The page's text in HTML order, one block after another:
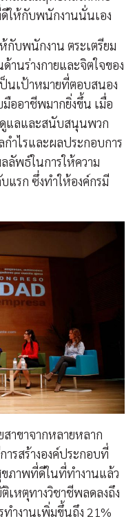
ให้กับพนักงานนั่นเอง
บพนักงาน ตระเตรียม
านร่างกายและจิตใจของ
นเป้าหมายที่ตอบสนอง
มืออาชีพมากยิ่งขึ้น เมื่อ
แลและสนับสนุนพวก
ำไรและผลประกอบการ
พธ์ในการให้ความ
รก ซึ่งทำให้องค์กรมี
าขาจากหลายหลาก
ารสร้างองค์ประกอบที่
ภาพที่ดีในที่ทำงานแล้ว
เหตุทางวิชาชีพลดลงถึง
ำงานเพิ่มขึ้นถึง 21%